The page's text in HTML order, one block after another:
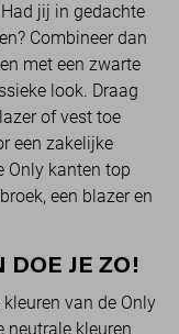
jij in gedachte
Combineer dan
met een zwarte
look. Draag
of vest toe
een zakelijke
Only kanten top
een blazer en
DOE JE ZO!
van de Only
neutrale kleuren